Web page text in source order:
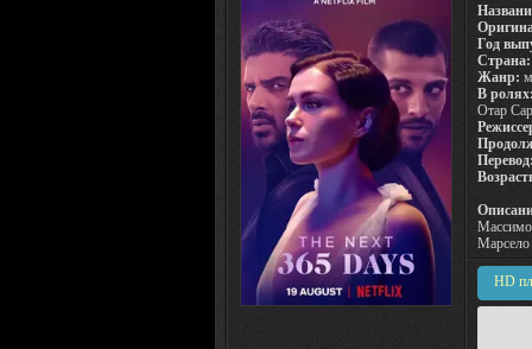
Год
Страна:
Жанр:
В
Отар
Массимо
Марсело
HD